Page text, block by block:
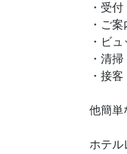
・受付
・ご案
・ビ
・清掃
・接
他簡単
ホテル